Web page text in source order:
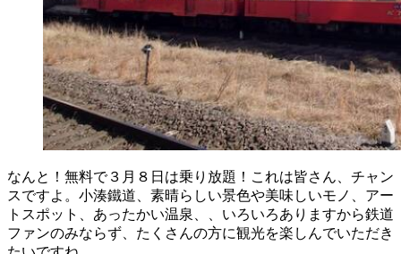
なんと！無料で３月８日は乗り放題！これは皆さん、チャン
スですよ。小湊鐵道、素晴らしい景色や美味しいモノ、アー
トスポット、あったかい温泉、、いろいろありますから鉄道
ファンのみならず、たくさんの方に観光を楽しんでいただき